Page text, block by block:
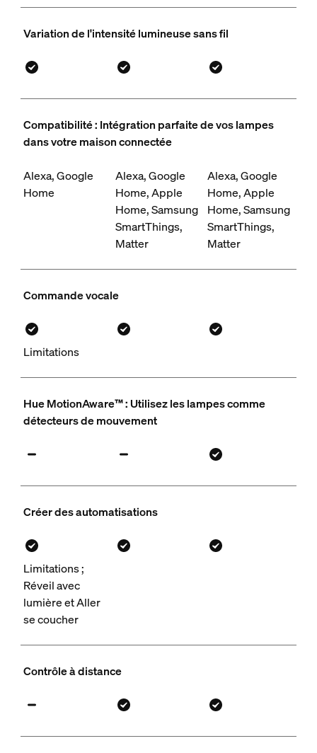
Variation de l'intensité lumineuse sans fil
Compatibilité : Intégration parfaite de vos lampes
dans votre maison connectée
Alexa, Google
Home
Alexa, Google
Home, Apple
Home, Samsung
SmartThings,
Matter
Alexa, Google
Home, Apple
Home, Samsung
SmartThings,
Matter
Commande vocale
Limitations
Hue MotionAware™ : Utilisez les lampes comme
détecteurs de mouvement
Créer des automatisations
Limitations ;
Réveil avec
lumière et Aller
se coucher
Contrôle à distance